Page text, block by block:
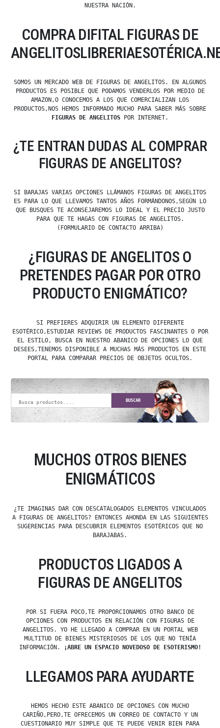
NUESTRA NACIÓN.
COMPRA DIFITAL FIGURAS DE
SOMOS UN MERCADO WEB DE FIGURAS DE ANGELITOS. EN ALGUNOS
PRODUCTOS ES POSIBLE QUE PODAMOS VENDERLOS POR MEDIO DE
AMAZON,O CONOCEMOS A LOS QUE COMERCIALIZAN LOS
PRODUCTOS,NOS HEMOS INFORMADO MUCHO PARA SABER MÁS SOBRE
FIGURAS DE ANGELITOS POR INTERNET.
¿TE ENTRAN DUDAS AL COMPRAR
FIGURAS DE ANGELITOS?
SI BARAJAS VARIAS OPCIONES LLÁMANOS FIGURAS DE ANGELITOS
ES PARA LO QUE LLEVAMOS TANTOS AÑOS FORMÁNDONOS,SEGÚN LO
QUE BUSQUES TE ACONSEJAREMOS LO IDEAL Y EL PRECIO JUSTO
PARA QUE TE HAGAS CON FIGURAS DE ANGELITOS.
(FORMULARIO DE CONTACTO ARRIBA)
¿FIGURAS DE ANGELITOS O
PRETENDES PAGAR POR OTRO
PRODUCTO ENIGMÁTICO?
SI PREFIERES ADQUIRIR UN ELEMENTO DIFERENTE
ESOTÉRICO,ESTUDIAR REVIEWS DE PRODUCTOS FASCINANTES O POR
EL ESTILO, BUSCA EN NUESTRO ABANICO DE OPCIONES LO QUE
DESEES,TENEMOS DISPONIBLE A MUCHAS MÁS PRODUCTOS EN ESTE
PORTAL PARA COMPARAR PRECIOS DE OBJETOS OCULTOS.
BUSCAR
MUCHOS OTROS BIENES
ENIGMÁTICOS
¿TE IMAGINAS DAR CON DESCATALOGADOS ELEMENTOS VINCULADOS
A FIGURAS DE ANGELITOS? ENTONCES AHONDA EN LAS SIGUIENTES
SUGERENCIAS PARA DESCUBRIR ELEMENTOS ESOTÉRICOS QUE NO
BARAJABAS.
PRODUCTOS LIGADOS A
FIGURAS DE ANGELITOS
POR SI FUERA POCO,TE PROPORCIONAMOS OTRO BANCO DE
OPCIONES CON PRODUCTOS EN RELACIÓN CON FIGURAS DE
ANGELITOS. YO HE LLEGADO A COMPRAR EN UN PORTAL WEB
MULTITUD DE BIENES MISTERIOSOS DE LOS QUE NO TENÍA
INFORMACIÓN.
¡ABRE UN ESPACIO NOVEDOSO DE ESOTERISMO!
LLEGAMOS PARA AYUDARTE
HEMOS HECHO ESTE ABANICO DE OPCIONES CON MUCHO
CARIÑO,PERO,TE OFRECEMOS UN CORREO DE CONTACTO Y UN
CUESTIONARIO MUY SIMPLE QUE TE PUEDE VENIR BIEN PARA